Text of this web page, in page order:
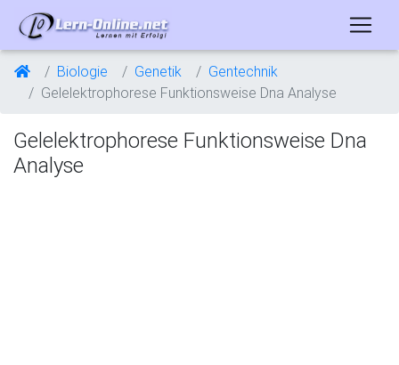
Biologie Genetik
Gentechnik
Gelelektrophorese Funktionsweise Dna Analyse
Gelelektrophorese Funktionsweise Dna
Analyse